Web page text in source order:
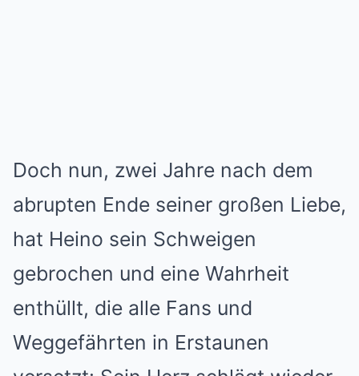
Doch nun, zwei Jahre nach dem
abrupten Ende seiner großen Liebe,
hat Heino sein Schweigen
gebrochen und eine Wahrheit
enthüllt, die alle Fans und
Weggefährten in Erstaunen